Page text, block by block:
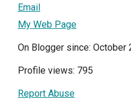
Email
My Web Page
On Blogger since: October
Profile views: 795
Report Abuse